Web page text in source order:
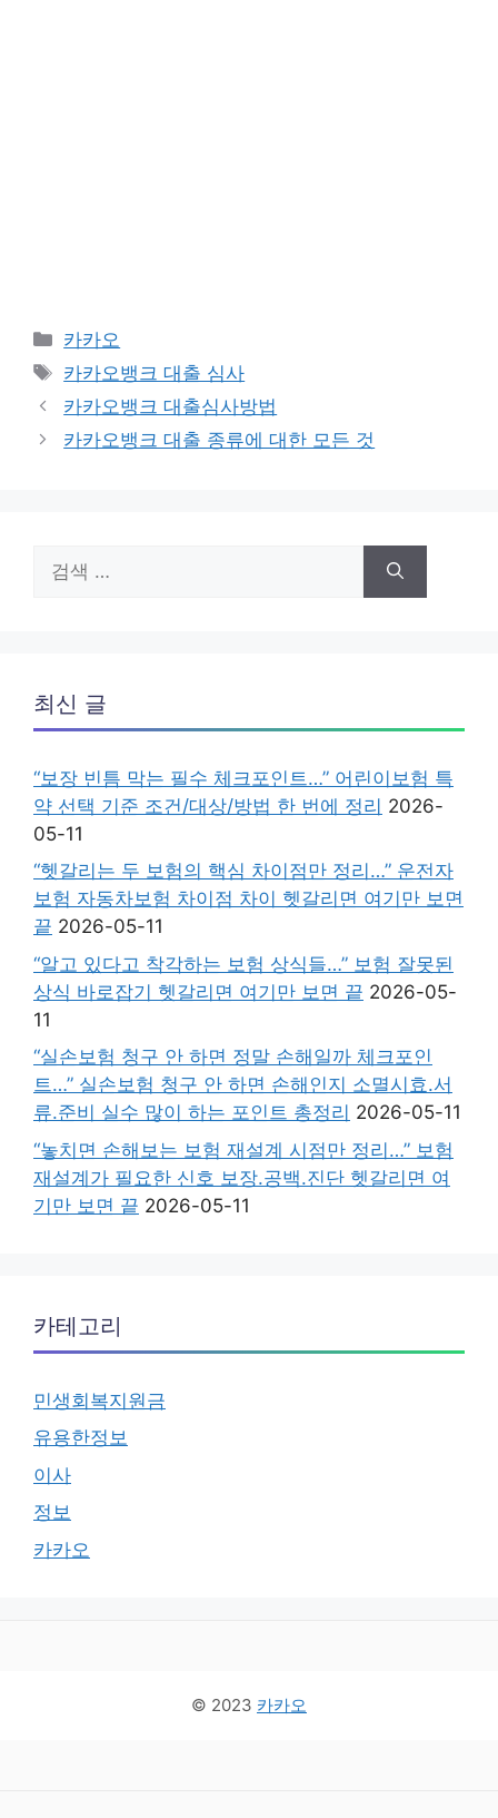
카
테
고
리
카카오
태
그
카카오뱅크 대출 심사
카카오뱅크 대출심사방법
카카오뱅크 대출 종류에 대한 모든 것
색:
최신 글
“보장 빈틈 막는 필수 체크포인트…” 어린이보험 특
약 선택 기준 조건/대상/방법 한 번에 정리 2026-
05-11
“헷갈리는 두 보험의 핵심 차이점만 정리…” 운전자
보험 자동차보험 차이점 차이 헷갈리면 여기만 보면
끝 2026-05-11
“알고 있다고 착각하는 보험 상식들…” 보험 잘못된
상식 바로잡기 헷갈리면 여기만 보면 끝 2026-05-
11
“실손보험 청구 안 하면 정말 손해일까 체크포인
트…” 실손보험 청구 안 하면 손해인지 소멸시효.서
류.준비 실수 많이 하는 포인트 총정리 2026-05-11
“놓치면 손해보는 보험 재설계 시점만 정리…” 보험
재설계가 필요한 신호 보장.공백.진단 헷갈리면 여
기만 보면 끝 2026-05-11
카테고리
민생회복지원금
유용한정보
이사
정보
카카오
© 2023 카카오